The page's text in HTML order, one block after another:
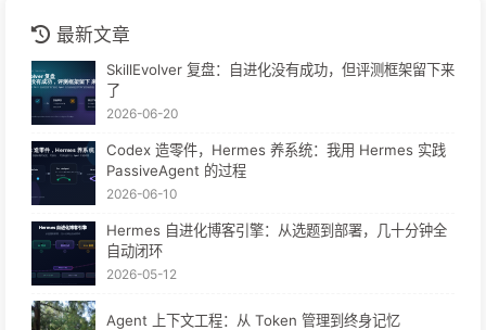
最新文章
SkillEvolver 复盘：自进化没有成功，但评测框架留下来
了
2026-06-20
Codex 造零件，Hermes 养系统：我用 Hermes 实践
PassiveAgent 的过程
2026-06-10
Hermes 自进化博客引擎：从选题到部署，几十分钟全
自动闭环
2026-05-12
Agent 上下文工程：从 Token 管理到终身记忆